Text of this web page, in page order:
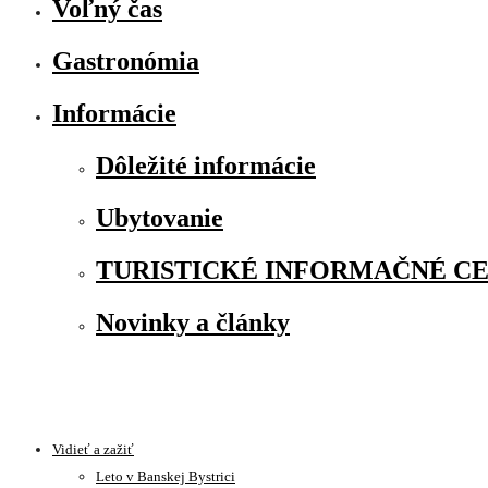
Voľný čas
Gastronómia
Informácie
Dôležité informácie
Ubytovanie
TURISTICKÉ INFORMAČNÉ
Novinky a články
Vidieť a zažiť
Leto v Banskej Bystrici